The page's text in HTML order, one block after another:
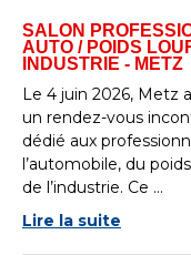
SALON
AUTO / POIDS
INDUSTRIE - METZ
Le 4 juin 2026, Metz
un rendez-vous
dédié aux
l’automobile, du
de l’industrie. Ce ...
Lire la suite